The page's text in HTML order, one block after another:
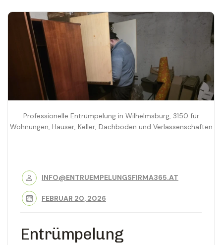
Professionelle Entrümpelung in Wilhelmsburg, 3150 für
Wohnungen, Häuser, Keller, Dachböden und Verlassenschaften
Entrümpelung
INFO@ENTRUEMPELUNGSFIRMA365.AT
FEBRUAR 20, 2026